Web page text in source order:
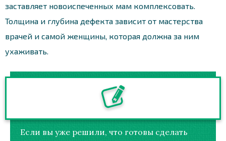
заставляет новоиспеченных мам комплексовать.
Толщина и глубина дефекта зависит от мастерства
врачей и самой женщины, которая должна за ним
ухаживать.
Если вы уже решили, что готовы сделать